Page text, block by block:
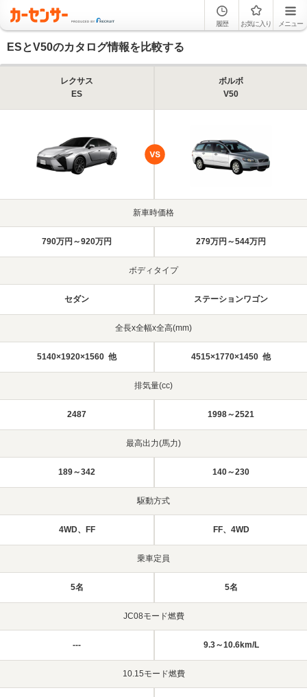
履歴 お気に入り メニュー
ESとV50のカタログ情報を比較する
レクサス
ES
ボルボ
V50
新車時価格
790万円～920万円 279万円～544万円
ボディタイプ
セダン ステーションワゴン
全長x全幅x全高(mm)
5140×1920×1560 他 4515×1770×1450 他
排気量(cc)
2487 1998～2521
最高出力(馬力)
189～342 140～230
駆動方式
4WD、FF FF、4WD
乗車定員
5名 5名
JC08モード燃費
--- 9.3～10.6km/L
10.15モード燃費